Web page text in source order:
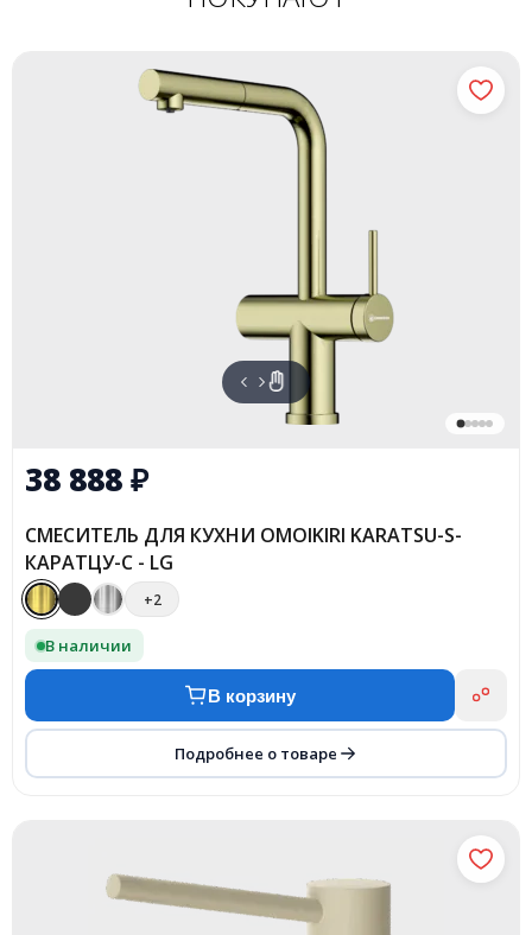
38 888₽
СМЕСИТЕЛЬ ДЛЯ КУХНИ OMOIKIRI KARATSU-S-
КАРАТЦУ-С - LG
+2
В наличии
В корзину
Подробнее о товаре